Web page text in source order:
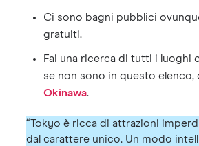
Ci sono bagni pubblici
gratuiti.
Fai una ricerca di tutti i luoghi
se non sono in questo elenco,
Okinawa.
“Tokyo è ricca di attrazioni
dal carattere unico. Un modo